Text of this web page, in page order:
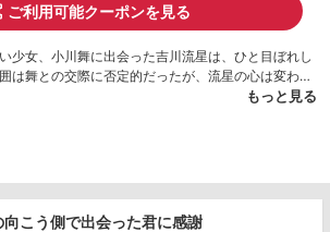
ご利用可能クーポンを見る
少女、小川舞に出会った吉川流星は、ひと目ぼれし
は舞との交際に否定的だったが、流星の心は変わら
女との恋愛にはいくつもの障害が待ち受けていた。
もっと見る
向こう側で出会った君に感謝